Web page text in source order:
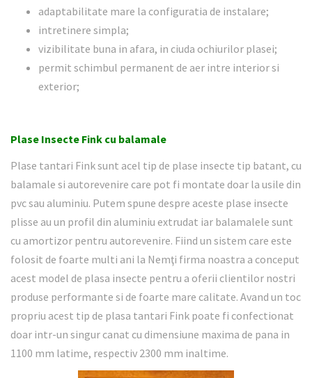
adaptabilitate mare la configuratia de instalare;
intretinere simpla;
vizibilitate buna in afara, in ciuda ochiurilor plasei;
permit schimbul permanent de aer intre interior si
exterior;
Plase Insecte Fink cu balamale
Plase tantari Fink sunt acel tip de plase insecte tip batant, cu
balamale si autorevenire care pot fi montate doar la usile din
pvc sau aluminiu. Putem spune despre aceste plase insecte
plisse au un profil din aluminiu extrudat iar balamalele sunt
cu amortizor pentru autorevenire. Fiind un sistem care este
folosit de foarte multi ani la Nemţi firma noastra a conceput
acest model de plasa insecte pentru a oferii clientilor nostri
produse performante si de foarte mare calitate. Avand un toc
propriu acest tip de plasa tantari Fink poate fi confectionat
doar intr-un singur canat cu dimensiune maxima de pana in
1100 mm latime, respectiv 2300 mm inaltime.